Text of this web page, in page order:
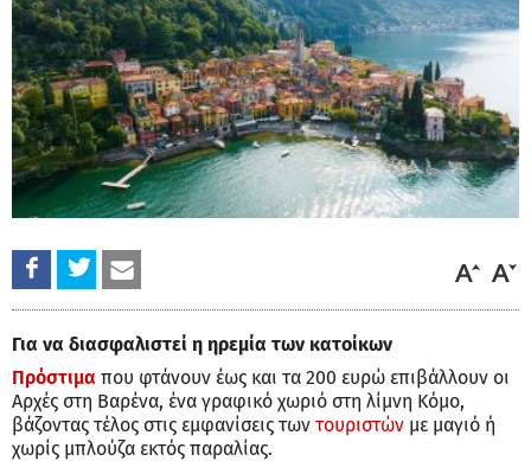
Για να διασφαλιστεί η ηρεμία των κατοίκων
Πρόστιμα που φτάνουν έως και τα 200 ευρώ επιβάλλουν οι
Αρχές στη Βαρένα, ένα γραφικό χωριό στη λίμνη Κόμο,
βάζοντας τέλος στις εμφανίσεις των τουριστών με μαγιό ή
χωρίς μπλούζα εκτός παραλίας.